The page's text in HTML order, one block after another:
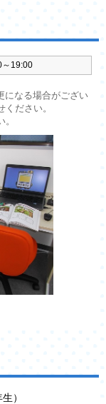
～19:00
になる場合がござい
ださい。
）